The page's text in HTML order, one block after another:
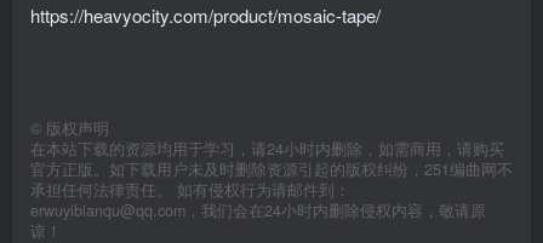
https://heavyocity.com/product/mosaic-tape/
© 版权声明
在本站下载的资源均用于学习，请24小时内删除，如需商用，请购买
官方正版。如下载用户未及时删除资源引起的版权纠纷，251编曲网不
承担任何法律责任。 如有侵权行为请邮件到：
erwuyibianqu@qq.com，我们会在24小时内删除侵权内容，敬请原
谅！